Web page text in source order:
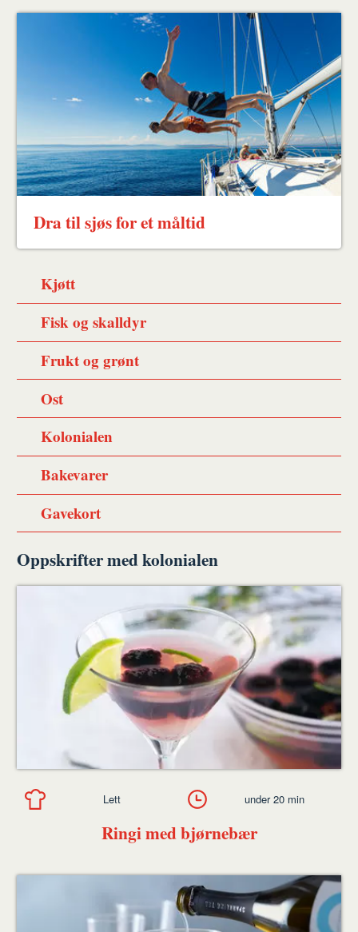
Dra til sjøs for et måltid
Kjøtt
Fisk og skalldyr
Frukt og grønt
Ost
Kolonialen
Bakevarer
Gavekort
Oppskrifter med kolonialen
Ringi med bjørnebær
Lett under 20 min